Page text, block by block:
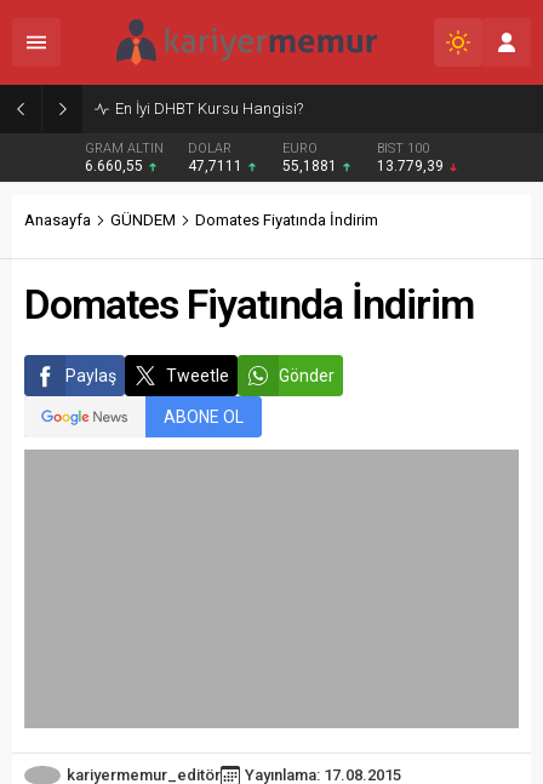
Burcular Pen — Sakarya’da doğru sistem, temiz montaj
GRAM ALTIN
6.660,55
DOLAR
47,7111
EURO
55,1881
BIST 100
13.779,39
Anasayfa GÜNDEM Domates Fiyatında İndirim
Domates Fiyatında İndirim
Paylaş Tweetle Gönder
ABONE OL
kariyermemur_editör
Yayınlama: 17.08.2015